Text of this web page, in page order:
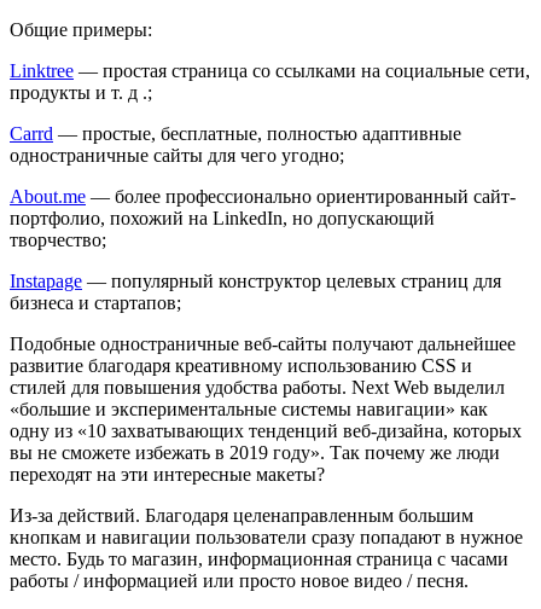
Общие примеры:
Linktree — простая страница со ссылками на социальные сети,
продукты и т. д .;
Carrd — простые, бесплатные, полностью адаптивные
одностраничные сайты для чего угодно;
About.me — более профессионально ориентированный сайт-
портфолио, похожий на LinkedIn, но допускающий
творчество;
Instapage — популярный конструктор целевых страниц для
бизнеса и стартапов;
Подобные одностраничные веб-сайты получают дальнейшее
развитие благодаря креативному использованию CSS и
стилей для повышения удобства работы. Next Web выделил
«большие и экспериментальные системы навигации» как
одну из «10 захватывающих тенденций веб-дизайна, которых
вы не сможете избежать в 2019 году». Так почему же люди
переходят на эти интересные макеты?
Из-за действий. Благодаря целенаправленным большим
кнопкам и навигации пользователи сразу попадают в нужное
место. Будь то магазин, информационная страница с часами
работы / информацией или просто новое видео / песня.